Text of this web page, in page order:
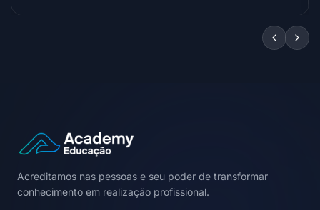
Acreditamos nas pessoas e seu poder de transformar
conhecimento em realização profissional.